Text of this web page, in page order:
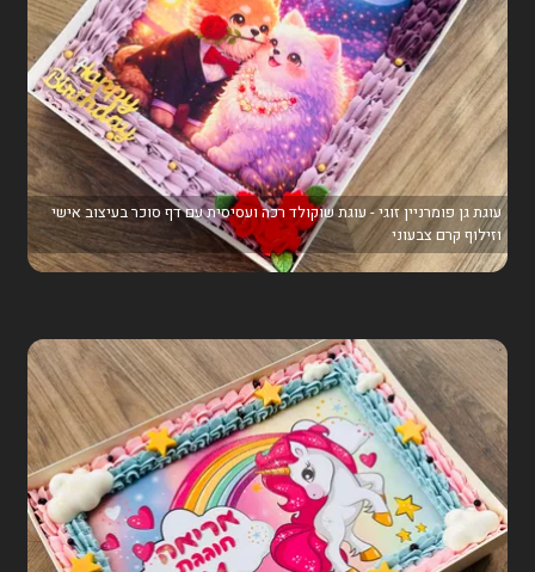
עוגת גן פומרניין זוגי - עוגת שוקולד רכה ועסיסית עם דף סוכר בעיצוב אישי
וזילוף קרם צבעוני